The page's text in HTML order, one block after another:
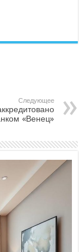
Следующее
«Венец»